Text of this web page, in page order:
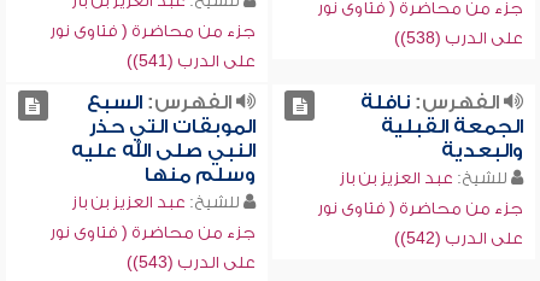
جزء من محاضرة ( فتاوى نور
على الدرب (538))
جزء من محاضرة ( فتاوى نور
على الدرب (541))
الفهرس:نافلة
الجمعة القبلية
والبعدية
للشيخ: عبد العزيز بن باز
جزء من محاضرة ( فتاوى نور
على الدرب (542))
الفهرس:السبع
الموبقات التي حذر
النبي صلى الله عليه
وسلم منها
للشيخ: عبد العزيز بن باز
جزء من محاضرة ( فتاوى نور
على الدرب (543))